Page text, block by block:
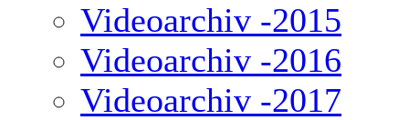
Videoarchiv -2015
Videoarchiv -2016
Videoarchiv -2017